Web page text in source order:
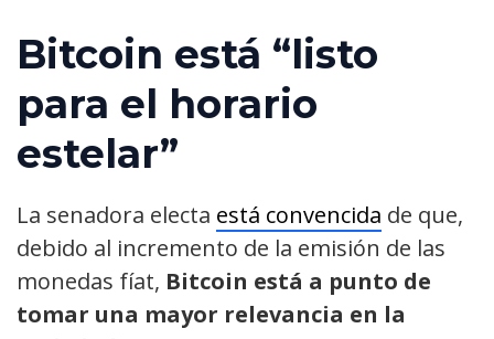
Bitcoin está “listo
para el horario
estelar”
La senadora electa está convencida de que,
debido al incremento de la emisión de las
monedas fíat, Bitcoin está a punto de
tomar una mayor relevancia en la